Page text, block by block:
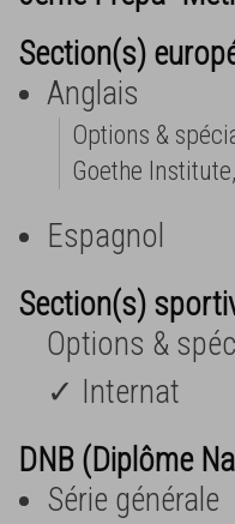
Section(s)
Anglais
Options &
Goethe
Espagnol
Section(s)
Options &
✓ Internat
DNB (Diplôme
Série générale